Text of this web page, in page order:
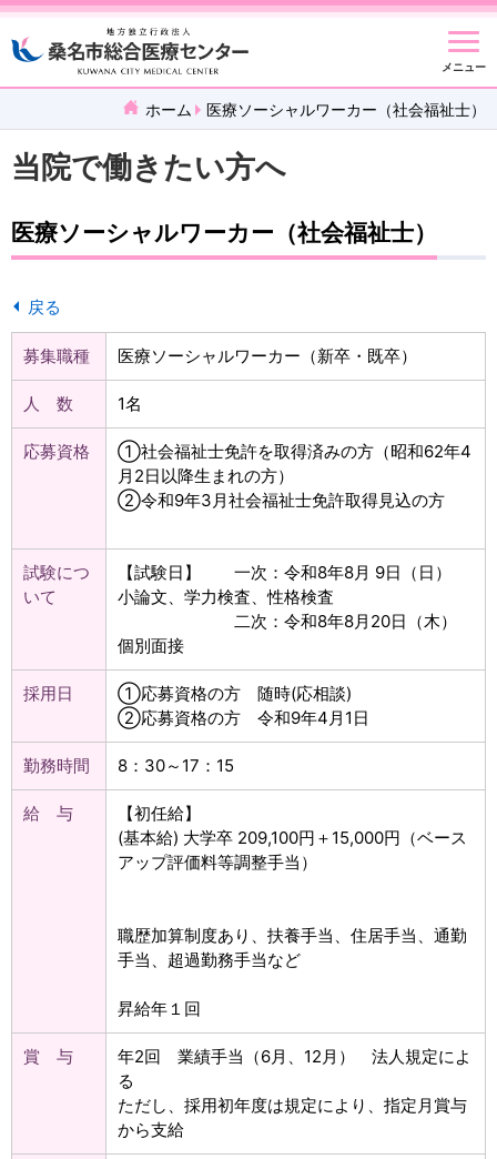
メニュー
ホーム 医療ソーシャルワーカー（社会福祉士）
当院で働きたい方へ
医療ソーシャルワーカー（社会福祉士）
戻る
募集職種 医療ソーシャルワーカー（新卒・既卒）
人 数 1名
応募資格
①社会福祉士免許を取得済みの方（昭和62年4
月2日以降生まれの方）
②令和9年3月社会福祉士免許取得見込の方
試験につ
いて
【試験日】 一次：令和8年8月 9日（日）
小論文、学力検査、性格検査
二次：令和8年8月20日（木）
個別面接
採用日
①応募資格の方 随時(応相談)
②応募資格の方 令和9年4月1日
勤務時間 8：30～17：15
給 与
【初任給】
(基本給) 大学卒 209,100円＋15,000円（ベース
アップ評価料等調整手当）
職歴加算制度あり、扶養手当、住居手当、通勤
手当、超過勤務手当など
昇給年１回
賞 与
年2回 業績手当（6月、12月） 法人規定によ
る
ただし、採用初年度は規定により、指定月賞与
から支給